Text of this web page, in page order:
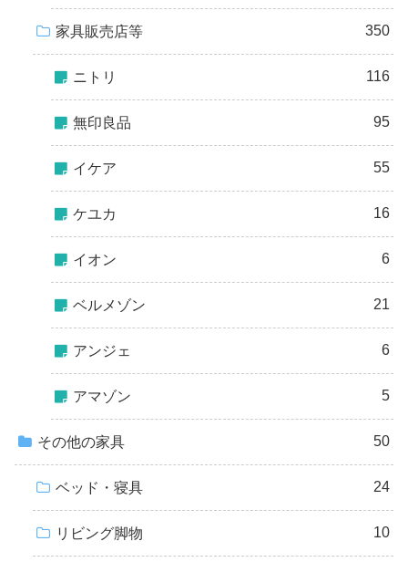
家具販売店等 350
ニトリ 116
無印良品 95
イケア 55
ケユカ 16
イオン 6
ベルメゾン 21
アンジェ 6
アマゾン 5
その他の家具 50
ベッド・寝具 24
リビング脚物 10